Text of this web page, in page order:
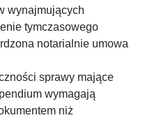
wynajmujących
tymczasowego
notarialnie umowa
sprawy mające
wymagają
niż